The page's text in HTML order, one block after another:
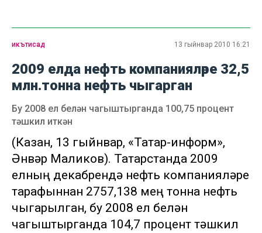
икътисад 13 гыйнвар 2010 16:21
2009 елда нефть компанияләре 32,5
млн.тонна нефть чыгарган
Бу 2008 ел белән чагыштырганда 100,75 процент
тәшкил иткән
(Казан, 13 гыйнвар, «Татар-информ»,
Әнвәр Маликов). Татарстанда 2009
елның декабрендә нефть компанияләре
тарафыннан 2757,138 мең тонна нефть
чыгарылган, бу 2008 ел белән
чагыштырганда 104,7 процент тәшкил